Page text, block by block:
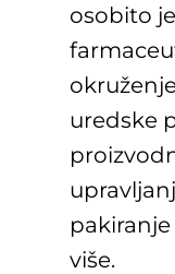
osobito
uredske
više.